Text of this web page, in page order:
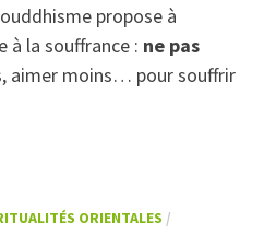
propose à
à la souffrance : ne pas
aimer moins… pour souffrir
ORIENTALES /